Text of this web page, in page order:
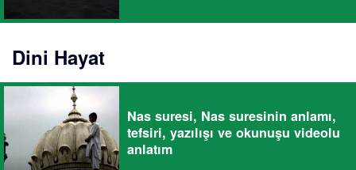
Dini Hayat
Nas suresi, Nas suresinin anlamı,
tefsiri, yazılışı ve okunuşu videolu
anlatım